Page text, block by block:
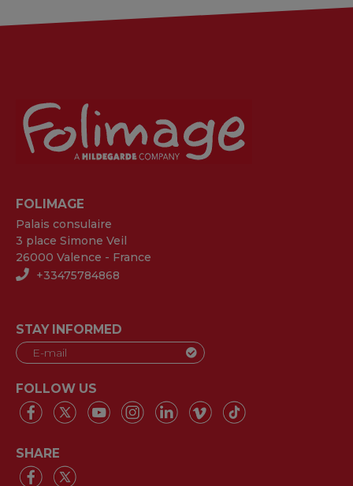
FOLIMAGE
Palais consulaire
3 place Simone Veil
26000 Valence - France
+33475784868
STAY INFORMED
FOLLOW US
SHARE